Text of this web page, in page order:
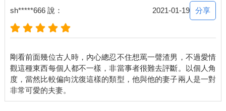
陸游（1125-1210），字務觀，號放翁，越州山陰（今紹興）人。
陸家是江南的名門望族，高祖陸軫官至吏部郎中；祖父陸佃，師
從王安石，官至尚書右丞，所著《春秋後傳》、《爾雅新義》是
陸氏家學的傳家典籍。陸游的父親陸宰是著名的藏書大家，因主
北宋宰相唐介的孫女，看來能在陸家出入者，非富者即貴者。
陸游自幼聰穎過人，先後與毛德昭、韓有功、陸彥遠等神人老師
學習，精通詩文。閒暇時，詩心瘋一起，他三天就可以寫出一首
詩，自言「六十年間萬首詩」，堪稱地表產量最多的詩作製造
sh*****666 說： 2021-01-19 分享
剛看前面幾位古人時，內心總忍不住想罵一聲渣男，不過愛情
觀這種東西每個人都不一樣，非當事者很難去評斷。以個人角
度，當然比較偏向沈復這樣的類型，他與他的妻子兩人是一對